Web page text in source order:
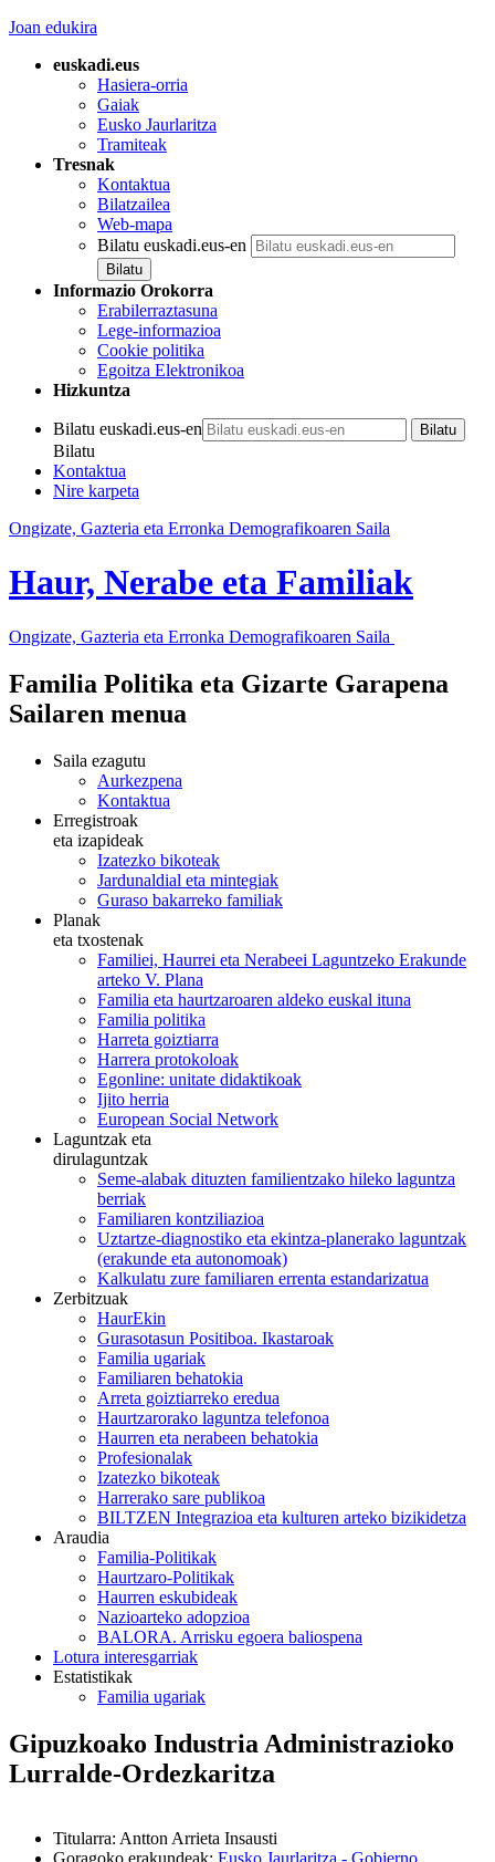
Joan edukira
euskadi.eus
Hasiera-orria
Gaiak
Eusko Jaurlaritza
Tramiteak
Tresnak
Kontaktua
Bilatzailea
Web-mapa
Bilatu euskadi.eus-en
Informazio Orokorra
Erabilerraztasuna
Lege-informazioa
Cookie politika
Egoitza Elektronikoa
Hizkuntza
Bilatu euskadi.eus-en
Bilatu
Kontaktua
Nire karpeta
Ongizate, Gazteria eta Erronka Demografikoaren Saila
Haur, Nerabe eta Familiak
Ongizate, Gazteria eta Erronka Demografikoaren Saila
Familia Politika eta Gizarte Garapena
Sailaren menua
Saila ezagutu
Aurkezpena
Kontaktua
Erregistroak
eta izapideak
Izatezko bikoteak
Jardunaldial eta mintegiak
Guraso bakarreko familiak
Planak
eta txostenak
Familiei, Haurrei eta Nerabeei Laguntzeko Erakunde
arteko V. Plana
Familia eta haurtzaroaren aldeko euskal ituna
Familia politika
Harreta goiztiarra
Harrera protokoloak
Egonline: unitate didaktikoak
Ijito herria
European Social Network
Laguntzak eta
dirulaguntzak
Seme-alabak dituzten familientzako hileko laguntza
berriak
Familiaren kontziliazioa
Uztartze-diagnostiko eta ekintza-planerako laguntzak
(erakunde eta autonomoak)
Kalkulatu zure familiaren errenta estandarizatua
Zerbitzuak
HaurEkin
Gurasotasun Positiboa. Ikastaroak
Familia ugariak
Familiaren behatokia
Arreta goiztiarreko eredua
Haurtzarorako laguntza telefonoa
Haurren eta nerabeen behatokia
Profesionalak
Izatezko bikoteak
Harrerako sare publikoa
BILTZEN Integrazioa eta kulturen arteko bizikidetza
Araudia
Familia-Politikak
Haurtzaro-Politikak
Haurren eskubideak
Nazioarteko adopzioa
BALORA. Arrisku egoera baliospena
Lotura interesgarriak
Estatistikak
Familia ugariak
Gipuzkoako Industria Administrazioko
Lurralde-Ordezkaritza
Titularra: Antton Arrieta Insausti
Goragoko erakundeak: Eusko Jaurlaritza - Gobierno